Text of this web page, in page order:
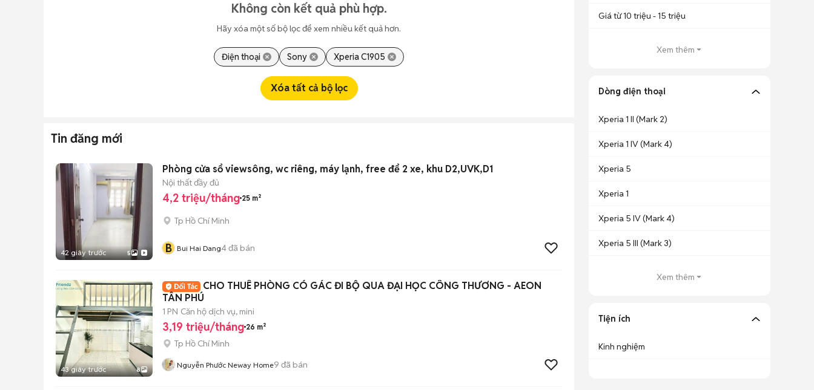
Không còn kết quả phù hợp.
Hãy xóa một số bộ lọc để xem nhiều kết quả hơn.
Điện thoại Sony Xperia C1905
Xóa tất cả bộ lọc
Tin đăng mới
42 giây trước 5
Phòng cửa sổ viewsông, wc riêng, máy lạnh, free để 2 xe, khu D2,UVK,D1
Nội thất đầy đủ
4,2 triệu/tháng 25 m²
Tp Hồ Chí Minh
B Bui Hai Dang4đã bán
43 giây trước 8
CHO THUÊ PHÒNG CÓ GÁC ĐI BỘ QUA ĐẠI HỌC CÔNG THƯƠNG - AEON
TÂN PHÚ
1 PN Căn hộ dịch vụ, mini
3,19 triệu/tháng 26 m²
Tp Hồ Chí Minh
Nguyễn Phước Neway Home9 đã bán
Giá từ 10 triệu - 15 triệu
Xem thêm
Dòng điện thoại
Xperia 1 II (Mark 2)
Xperia 1 IV (Mark 4)
Xperia 5
Xperia 1
Xperia 5 IV (Mark 4)
Xperia 5 III (Mark 3)
Xem thêm
Tiện ích
Kinh nghiệm